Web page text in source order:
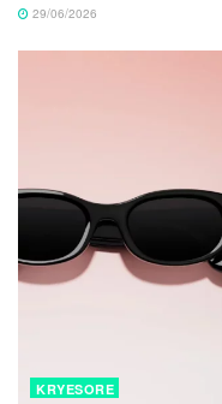
29/06/2026
KRYESORE